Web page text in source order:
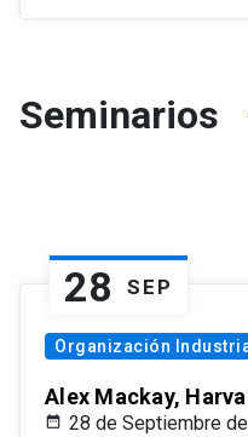
Seminarios
28 SEP
Organización
Alex Mackay,
28 de Septiembre